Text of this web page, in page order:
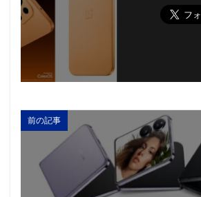
前の記事